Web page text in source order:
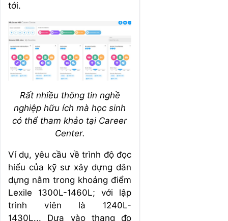
tới.
Rất nhiều thông tin nghề
nghiệp hữu ích mà học sinh
có thể tham khảo tại Career
Center.
Ví dụ, yêu cầu về trình độ đọc
hiểu của kỹ sư xây dựng dân
dựng nằm trong khoảng điểm
Lexile 1300L-1460L; với lập
trình viên là 1240L-
1430L... Dựa vào thang đo